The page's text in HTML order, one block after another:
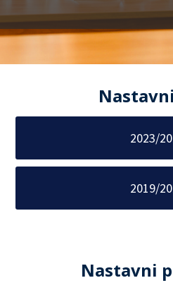
2023/
2019/
Nastavni